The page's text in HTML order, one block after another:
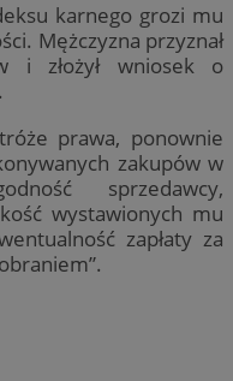
karnego grozi mu
Mężczyzna przyznał
i złożył wniosek o
prawa, ponownie
zakupów w
sprzedawcy,
wystawionych mu
zapłaty za